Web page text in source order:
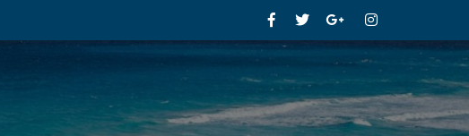
FacebookTwitterGoogle+Instagram